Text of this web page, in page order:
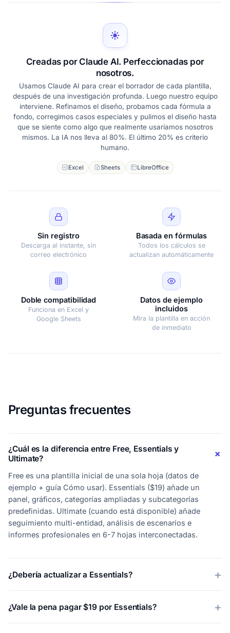
Creadas por Claude AI. Perfeccionadas por
nosotros.
Usamos Claude AI para crear el borrador de cada plantilla,
después de una investigación profunda. Luego nuestro equipo
interviene. Refinamos el diseño, probamos cada fórmula a
fondo, corregimos casos especiales y pulimos el diseño hasta
que se siente como algo que realmente usaríamos nosotros
mismos. La IA nos lleva al 80%. El último 20% es criterio
humano.
Excel Sheets LibreOffice
Sin registro
Descarga al instante, sin
correo electrónico
Basada en fórmulas
Todos los cálculos se
actualizan automáticamente
Doble compatibilidad
Funciona en Excel y
Google Sheets
Datos de ejemplo
incluidos
Mira la plantilla en acción
de inmediato
Preguntas frecuentes
¿Cuál es la diferencia entre Free, Essentials y
Ultimate?
Free es una plantilla inicial de una sola hoja (datos de
ejemplo + guía Cómo usar). Essentials ($19) añade un
panel, gráficos, categorías ampliadas y subcategorías
predefinidas. Ultimate (cuando está disponible) añade
seguimiento multi-entidad, análisis de escenarios e
informes profesionales en 6-7 hojas interconectadas.
¿Debería actualizar a Essentials?
¿Vale la pena pagar $19 por Essentials?